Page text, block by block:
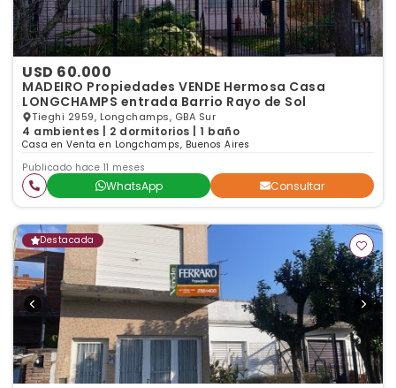
USD 60.000
MADEIRO Propiedades VENDE Hermosa Casa
LONGCHAMPS entrada Barrio Rayo de Sol
Tieghi 2959, Longchamps, GBA Sur
4 ambientes | 2 dormitorios | 1 baño
Casa en Venta en Longchamps, Buenos Aires
Publicado hace 11 meses
WhatsApp Consultar
Destacada